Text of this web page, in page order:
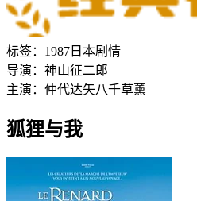
标签： 1987 日本剧情
导演： 神山征二郎
主演： 仲代达矢八千草薰
狐狸与我